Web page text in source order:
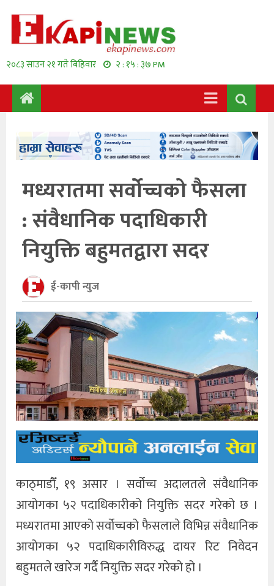
२०८३ साउन २१ गते बिहिवार २ : १५ : ३८ PM
मध्यरातमा सर्वोच्चको फैसला
: संवैधानिक पदाधिकारी
नियुक्ति बहुमतद्वारा सदर
ई-कापी न्युज
काठ्माडौँ, १९ असार । सर्वोच्च अदालतले संवैधानिक
आयोगका ५२ पदाधिकारीको नियुक्ति सदर गरेको छ ।
मध्यरातमा आएको सर्वोच्चको फैसलाले विभिन्न संवैधानिक
आयोगका ५२ पदाधिकारीविरुद्ध दायर रिट निवेदन
बहुमतले खारेज गर्दै नियुक्ति सदर गरेको हो ।